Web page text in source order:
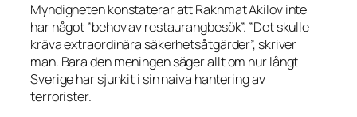
Myndigheten konstaterar att Rakhmat Akilov inte
har något ”behov av restaurangbesök”. ”Det skulle
kräva extraordinära säkerhetsåtgärder”, skriver
man. Bara den meningen säger allt om hur långt
Sverige har sjunkit i sin naiva hantering av
terrorister.